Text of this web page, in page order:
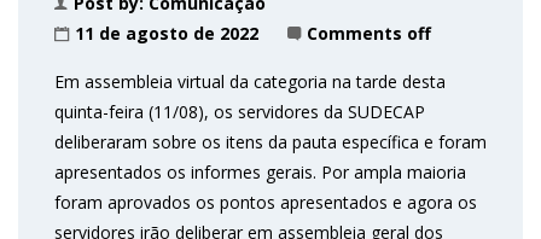
11 de agosto de 2022
Comments off
Em assembleia virtual da categoria na tarde desta
quinta-feira (11/08), os servidores da SUDECAP
deliberaram sobre os itens da pauta específica e foram
apresentados os informes gerais. Por ampla maioria
foram aprovados os pontos apresentados e agora os
servidores irão deliberar em assembleia geral dos